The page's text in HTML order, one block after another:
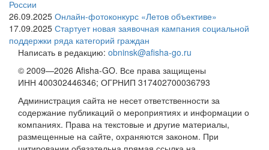
России
26.09.2025 Онлайн-фотоконкурс «Летов объективе»
17.09.2025 Стартует новая заявочная кампания социальной
поддержки ряда категорий граждан
Написать в редакцию: obninsk@afisha-go.ru
© 2009—2026 Afisha-GO. Все права защищены
ИНН 400302446346; ОГРНИП 317402700036793
Администрация сайта не несет ответственности за
содержание публикаций о мероприятиях и информации о
компаниях. Права на текстовые и другие материалы,
размещенные на сайте, охраняются законом. При